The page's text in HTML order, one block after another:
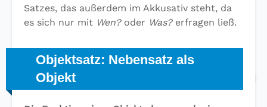
Satzes, das außerdem im Akkusativ steht, da
es sich nur mit Wen?oder Was?erfragen ließ.
Objektsatz: Nebensatz als
Objekt